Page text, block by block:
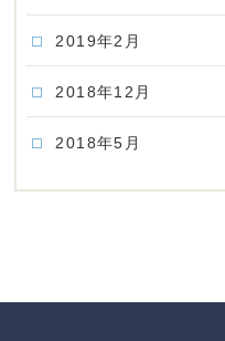
2019年2月
2018年12月
2018年5月